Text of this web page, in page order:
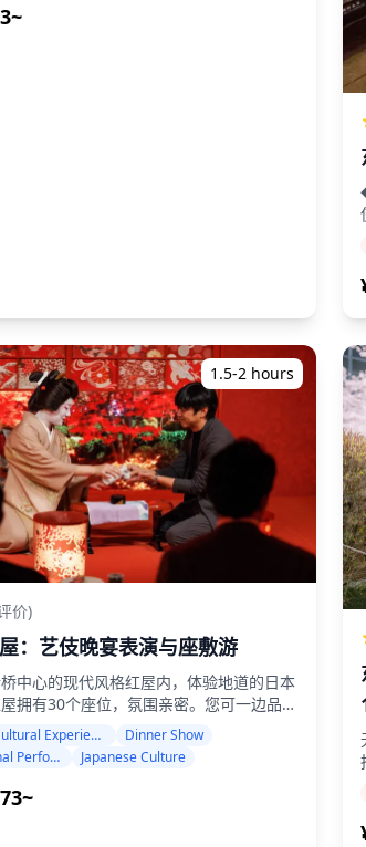
何地方进行，最多可提前3天预订。我们
experiences/
experiences/
experiences/
experiences/
experiences/
experiences/
experiences/
experiences/
experiences/
experiences/
** ・1小时拍摄服务 ・照片数据（100张
件） ・根据要求对最多10张照片进行色
物体。 **不包含内容** ・付费设
费或门票预约 （摄影师的入场费（如适
户前往拍摄地点的交通费
希望在多个地点拍摄，在预约时间内摄影
◆
费
1.5-2 hours
价)
：艺伎晚宴表演与座敷游
中心的现代风格红屋内，体验地道的日本
拥有30个座位，氛围亲密。您可一边品尝
厨奥村直树烹制的时令怀石料理，一边欣赏
来的传统舞蹈和三味线音乐表演。 这种
化体验包括互动式的座敷游游戏，您可以直
动，学习传统游戏，并一起合影留念。在
Cultural Experience
Dinner Show
Traditional Performance
Japanese Culture